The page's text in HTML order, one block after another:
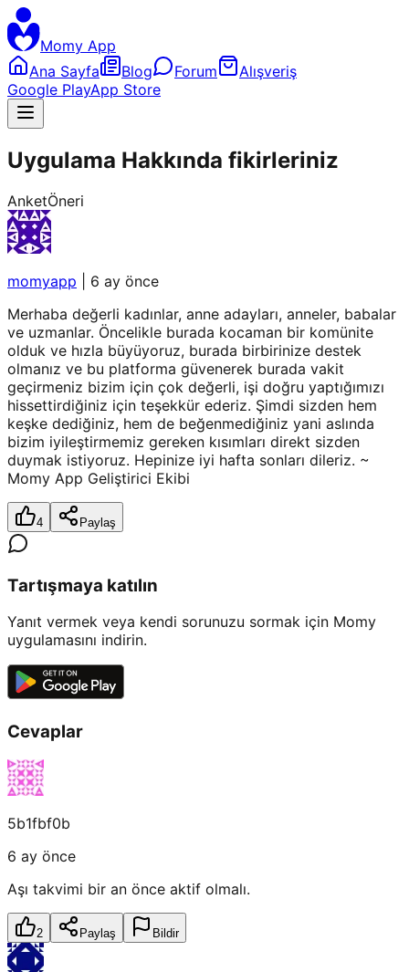
Momy App
Ana Sayfa
Blog Forum
Alışveriş
Google PlayApp Store
Uygulama Hakkında fikirleriniz
AnketÖneri
momyapp
6 ay önce
Merhaba değerli kadınlar, anne adayları, anneler, babalar
ve uzmanlar. Öncelikle burada kocaman bir komünite
olduk ve hızla büyüyoruz, burada birbirinize destek
olmanız ve bu platforma güvenerek burada vakit
geçirmeniz bizim için çok değerli, işi doğru yaptığımızı
hissettirdiğiniz için teşekkür ederiz. Şimdi sizden hem
keşke dediğiniz, hem de beğenmediğiniz yani aslında
bizim iyileştirmemiz gereken kısımları direkt sizden
duymak istiyoruz. Hepinize iyi hafta sonları dileriz. ~
Momy App Geliştirici Ekibi
4 Paylaş
Tartışmaya katılın
Yanıt vermek veya kendi sorunuzu sormak için Momy
uygulamasını indirin.
Cevaplar
5b1fbf0b
6 ay önce
Aşı takvimi bir an önce aktif olmalı.
2 Paylaş Bildir